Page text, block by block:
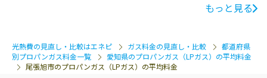
もっと見る
光熱費の見直し・比較はエネピ ガス料金の見直し・比較
都道府県
別プロパンガス料金一覧
愛知県のプロパンガス（LPガス）の平均料金
尾張旭市のプロパンガス（LPガス）の平均料金